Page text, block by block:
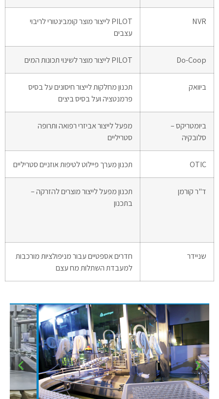
NVR
PILOT לייצור מוצר קומבינטורי לריבוי
עצבים
Do-Coop PILOT לייצור מוצר לשינוי תכונות המים
ביוואק
תכנון מחלקות לייצור חיסונים על בסיס
פרמנטציה ועל בסיס ביצים
ביומטריקס –
סלובקיה
מפעל לייצור אביזרי רפואה ותרופה
סטריליים
OTIC תכנון מערך פיילוט לטיפות אוזניים סטריליים
ד"ר קורמן
תכנון מפעל לייצור מוצרים להזרקה –
בתכנון
שניידר
חדרים אספטיים עבור מניפולציות מורכבות
למעבדת השתלות מח עצם